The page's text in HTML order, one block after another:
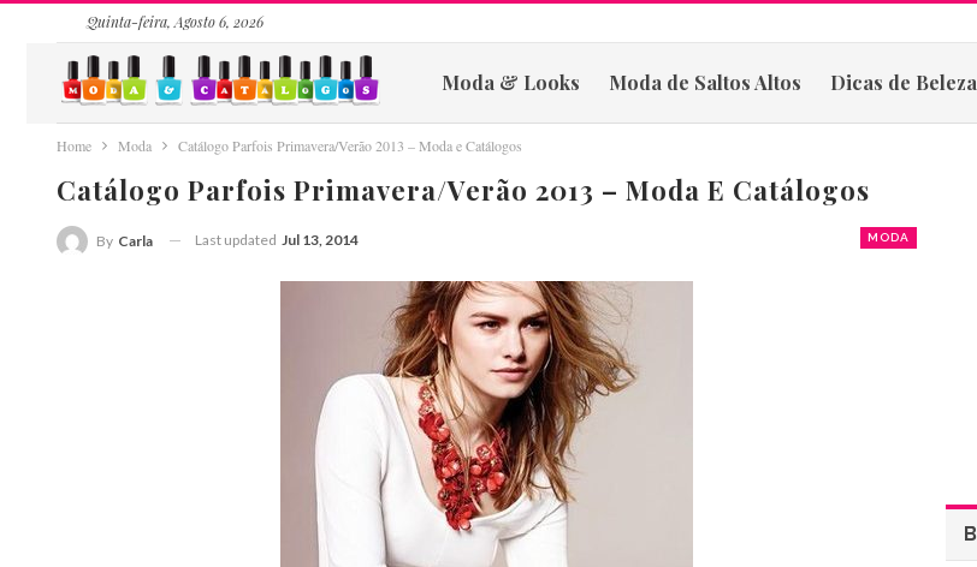
Quinta-feira, Agosto 6, 2026
Moda & Looks Moda de Saltos Altos Dicas de Beleza
Home Moda Catálogo Parfois Primavera/Verão 2013 – Moda e Catálogos
Catálogo Parfois Primavera/Verão 2013 – Moda E Catálogos
MODA
By Carla Last updated Jul 13, 2014